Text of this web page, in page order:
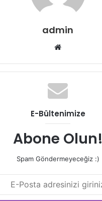
admin
Web
E-Bültenimize
Abone Olun!
Spam Göndermeyeceğiz :)